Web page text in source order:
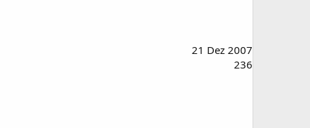
21 Dez 2007
236